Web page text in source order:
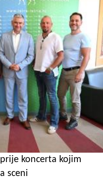
koncerta kojim
sceni